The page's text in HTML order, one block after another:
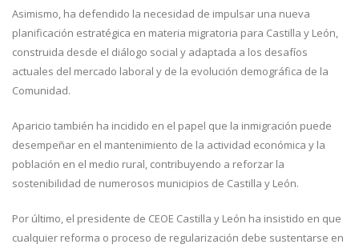
Asimismo, ha defendido la necesidad de impulsar una nueva
planificación estratégica en materia migratoria para Castilla y León,
construida desde el diálogo social y adaptada a los desafíos
actuales del mercado laboral y de la evolución demográfica de la
Comunidad.
Aparicio también ha incidido en el papel que la inmigración puede
desempeñar en el mantenimiento de la actividad económica y la
población en el medio rural, contribuyendo a reforzar la
sostenibilidad de numerosos municipios de Castilla y León.
Por último, el presidente de CEOE Castilla y León ha insistido en que
cualquier reforma o proceso de regularización debe sustentarse en